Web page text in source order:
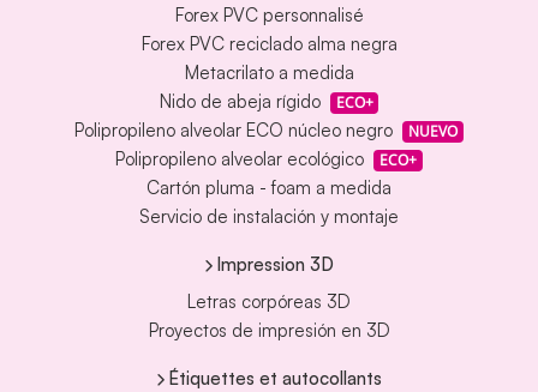
Forex PVC personnalisé
Forex PVC reciclado alma negra
Metacrilato a medida
Nido de abeja rígido
ECO+
Polipropileno alveolar ECO núcleo negro NUEVO
Polipropileno alveolar ecológico ECO+
Cartón pluma - foam a medida
Servicio de instalación y montaje
Impression 3D
Letras corpóreas 3D
Proyectos de impresión en 3D
Étiquettes et autocollants